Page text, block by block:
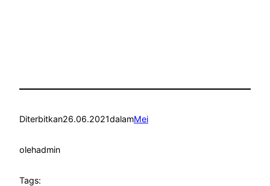
Diterbitkan26.06.2021dalamMei
olehadmin
Tags: